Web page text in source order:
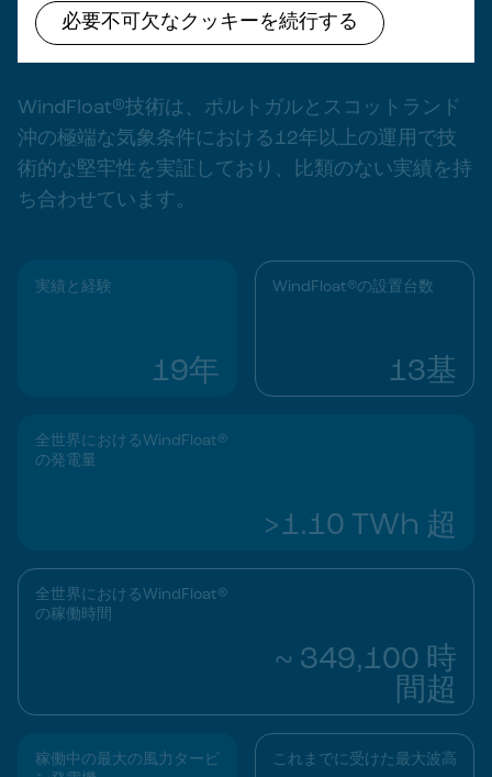
必要不可欠なクッキーを続行する
WindFloat®製品群: 商用展開に向けて
準備は万端
WindFloat®技術は、ポルトガルとスコットランド
沖の極端な気象条件における12年以上の運用で技
術的な堅牢性を実証しており、比類のない実績を持
ち合わせています。
実績と経験
19年
WindFloat®の設置台数
13基
全世界におけるWindFloat®
の発電量
>1.10 TWh 超
全世界におけるWindFloat®
の稼働時間
~ 349,100 時
間超
稼働中の最大の風力タービ
これまでに受けた最大波高